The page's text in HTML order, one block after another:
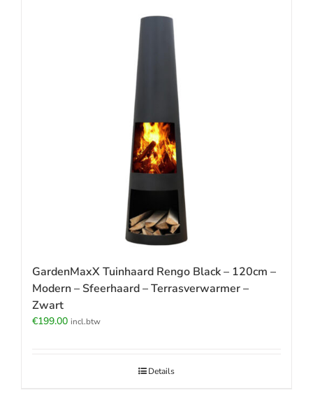
GardenMaxX Tuinhaard Rengo Black – 120cm –
Modern – Sfeerhaard – Terrasverwarmer –
Zwart
€199.00 incl.btw
Details